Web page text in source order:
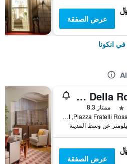
عرض الصفقة
انكونا
Hotel Della Rosa
ممتاز 8.3
Piazza Fratelli Rosselli 3, انكونا, مقاطعة أنكونا, إيطاليا
عرض الصفقة